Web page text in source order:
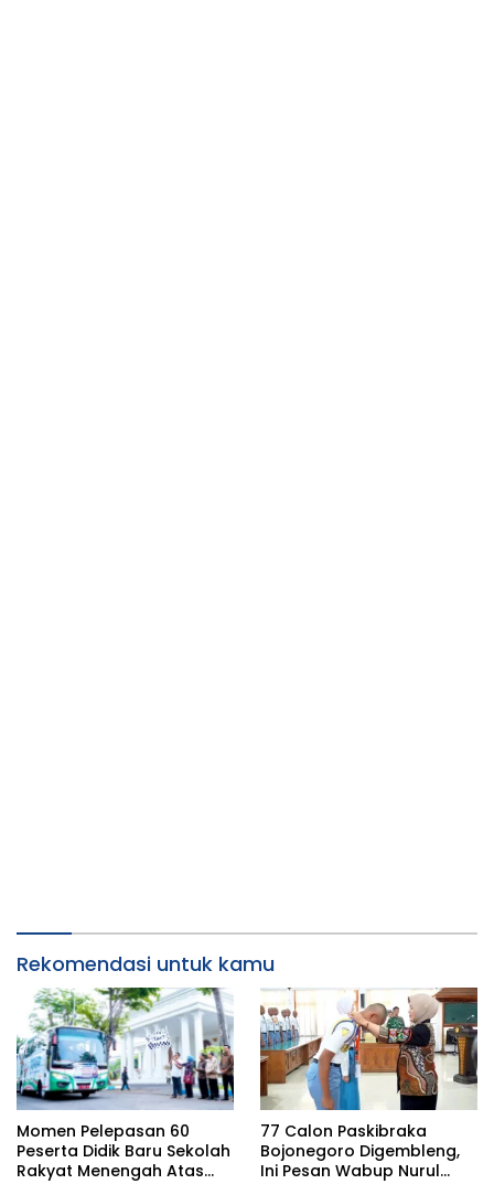
Rekomendasi untuk kamu
Momen Pelepasan 60
Peserta Didik Baru Sekolah
Rakyat Menengah Atas
77 Calon Paskibraka
Bojonegoro Digembleng,
Ini Pesan Wabup Nurul